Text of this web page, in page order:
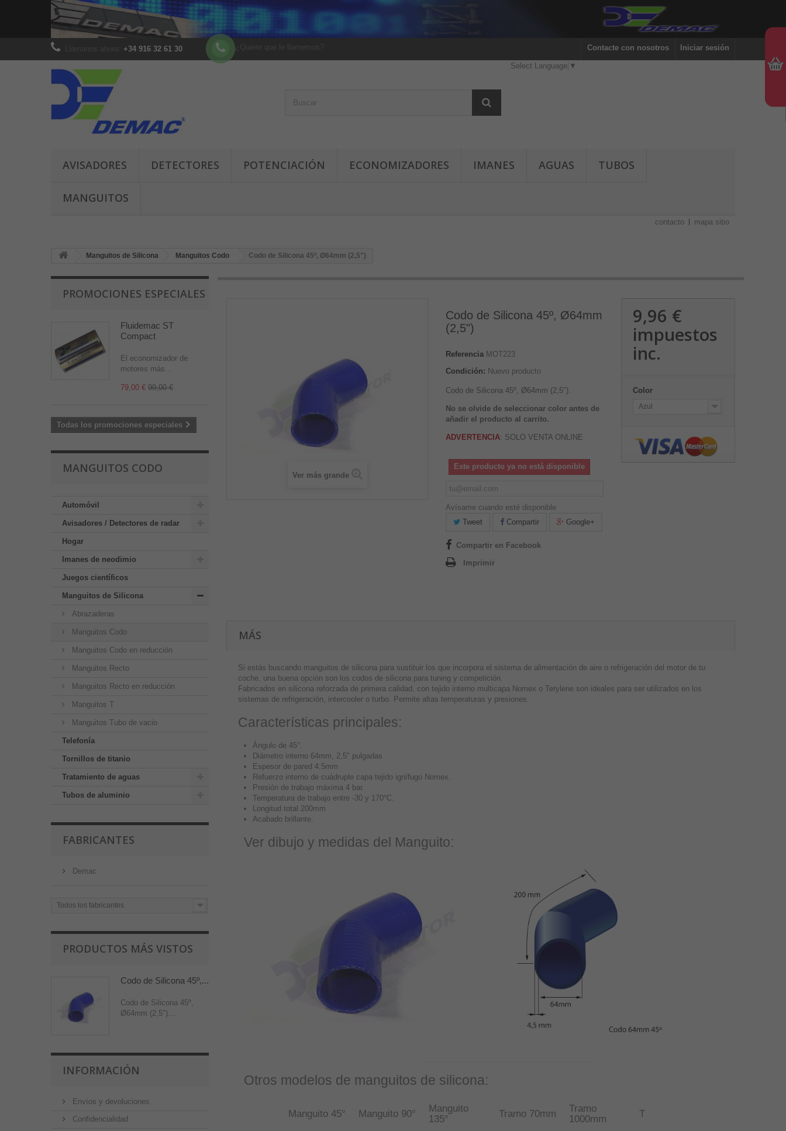
Iniciar sesión
Contacte con nosotros
+34 916 32 61 30
AVISADORES DETECTORES POTENCIACIÓN ECONOMIZADORES IMANES AGUAS TUBOS
MANGUITOS
contacto mapa sitio
Select Language ▼
Manguitos de Silicona Manguitos Codo Codo de Silicona 45º, Ø64mm (2,5")
PROMOCIONES ESPECIALES
Fluidemac ST
Compact
El economizador de
motores más...
79,00 € 99,00 €
Todas los promociones especiales
MANGUITOS CODO
Automóvil
Avisadores / Detectores de radar
Hogar
Imanes de neodimio
Juegos científicos
Manguitos de Silicona
Abrazaderas
Manguitos Codo
Manguitos Codo en reducción
Manguitos Recto
Manguitos Recto en reducción
Manguitos T
Manguitos Tubo de vacio
Telefonía
Tornillos de titanio
Tratamiento de aguas
Tubos de aluminio
FABRICANTES
Demac
Todos los fabricantes
PRODUCTOS MÁS VISTOS
Codo de Silicona 45º,...
Codo de Silicona 45º,
Ø64mm (2,5")....
INFORMACIÓN
Envíos y devoluciones
Confidencialidad
Ver más grande
Codo de Silicona 45º, Ø64mm
(2,5")
Referencia MOT223
Condición: Nuevo producto
Codo de Silicona 45º, Ø64mm (2,5").
No se olvide de seleccionar color antes de
añadir el producto al carrito.
ADVERTENCIA: SOLO VENTA ONLINE
Este producto ya no está disponible
Avísame cuando esté disponible
Tweet
Compartir Google+
Compartir en Facebook
Imprimir
9,96 €
impuestos
inc.
Color
Azul
MÁS
Si estás buscando manguitos de silicona para sustituir los que incorpora el sistema de alimentación de aire o refrigeración del motor de tu
coche, una buena opción son los codos de silicona para tuning y competición.
Fabricados en silicona reforzada de primera calidad, con tejido interno multicapa Nomex o Terylene son ideales para ser utilizados en los
sistemas de refrigeración, intercooler o turbo. Permite altas temperaturas y presiones.
Características principales:
Ángulo de 45°.
Diámetro interno 64mm, 2,5" pulgadas
Espesor de pared 4.5mm
Refuerzo interno de cuádruple capa tejido ignífugo Nomex.
Presión de trabajo máxima 4 bar.
Temperatura de trabajo entre -30 y 170°C.
Longitud total 200mm
Acabado brillante.
Ver dibujo y medidas del Manguito:
Otros modelos de manguitos de silicona:
Manguito 45° Manguito 90°
Manguito
135°
Tramo 70mm
Tramo
1000mm
T